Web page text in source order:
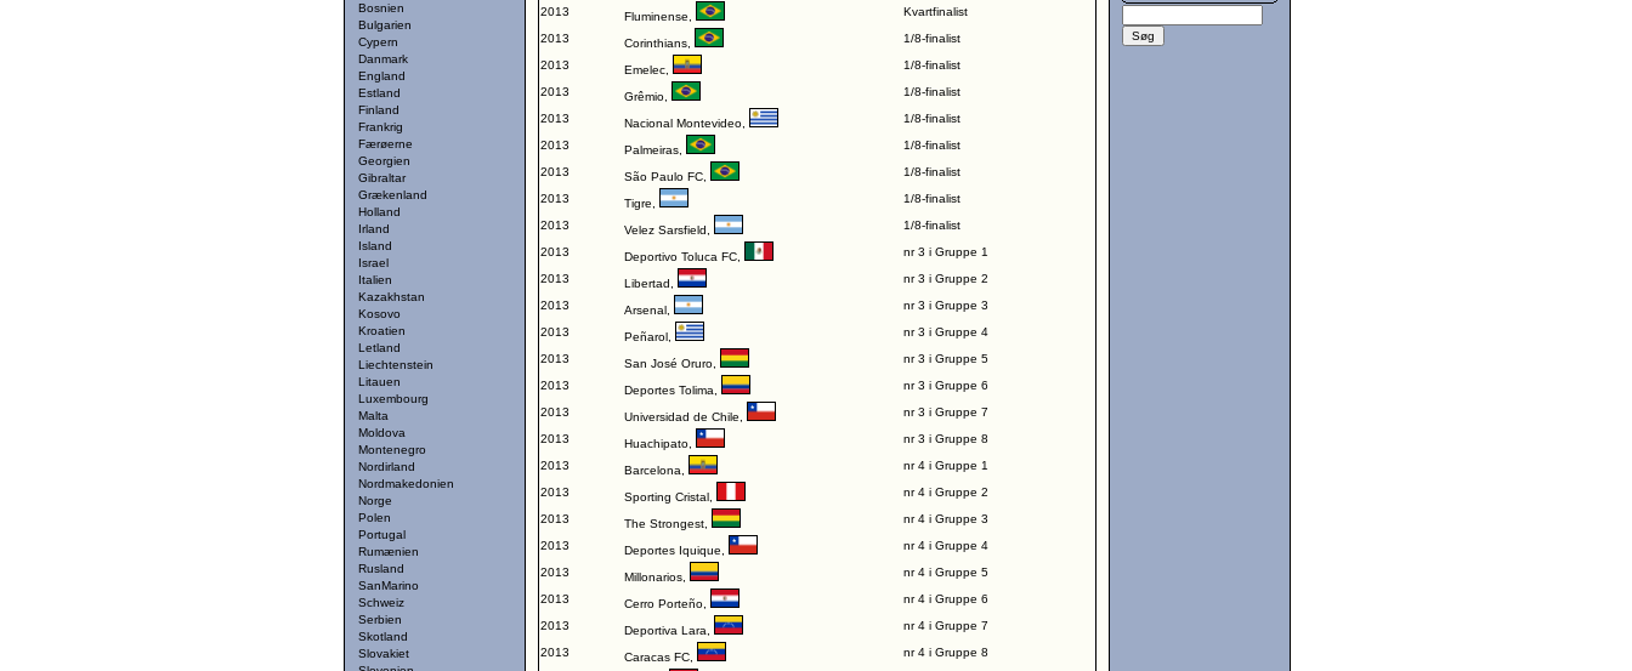
Bosnien
Bulgarien
Cypern
Danmark
England
Estland
Finland
Frankrig
Færøerne
Georgien
Gibraltar
Grækenland
Holland
Irland
Island
Israel
Italien
Kazakhstan
Kosovo
Kroatien
Letland
Liechtenstein
Litauen
Luxembourg
Malta
Moldova
Montenegro
Nordirland
Nordmakedonien
Norge
Polen
Portugal
Rumænien
Rusland
SanMarino
Schweiz
Serbien
Skotland
Slovakiet
2013
Fluminense
Kvartfinalist
2013
Corinthians
1/8-finalist
2013
Emelec
1/8-finalist
2013
Grêmio
1/8-finalist
2013
Nacional Montevideo
1/8-finalist
2013
Palmeiras
1/8-finalist
2013
São Paulo FC
1/8-finalist
2013
Tigre
1/8-finalist
2013
Velez Sarsfield
1/8-finalist
2013
Deportivo Toluca FC
nr 3 i Gruppe 1
2013
Libertad
nr 3 i Gruppe 2
2013
Arsenal
nr 3 i Gruppe 3
2013
Peñarol
nr 3 i Gruppe 4
2013
San José Oruro
nr 3 i Gruppe 5
2013
Deportes Tolima
nr 3 i Gruppe 6
2013
Universidad de Chile
nr 3 i Gruppe 7
2013
Huachipato
nr 3 i Gruppe 8
2013
Barcelona
nr 4 i Gruppe 1
2013
Sporting Cristal
nr 4 i Gruppe 2
2013
The Strongest
nr 4 i Gruppe 3
2013
Deportes Iquique
nr 4 i Gruppe 4
2013
Millonarios
nr 4 i Gruppe 5
2013
Cerro Porteño
nr 4 i Gruppe 6
2013
Deportiva Lara
nr 4 i Gruppe 7
2013
Caracas FC nr 4 i Gruppe 8